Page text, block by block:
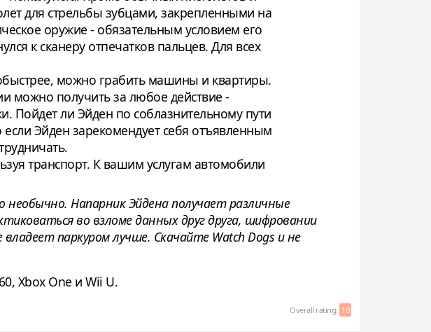
для стрельбы зубцами, закрепленными на
оружие - обязательным условием его
к сканеру отпечатков пальцев. Для всех
можно грабить машины и квартиры.
можно получить за любое действие -
Пойдет ли Эйден по соблазнительному пути
если Эйден зарекомендует себя отъявленным
транспорт. К вашим услугам автомобили
необычно. Напарник Эйдена получает различные
во взломе данных друг друга, шифровании
паркуром лучше. Скачайте Watch Dogs и не
Xbox One и Wii U.
Overall rating: 10